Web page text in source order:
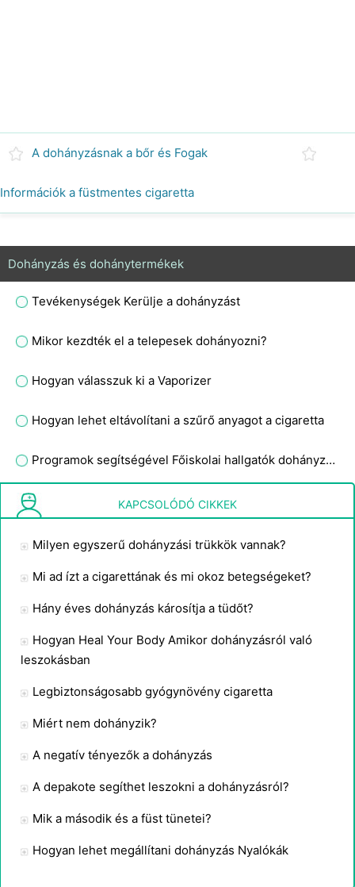
A dohányzásnak a bőr és Fogak
Információk a füstmentes cigaretta
Dohányzás és dohánytermékek
Tevékenységek Kerülje a dohányzást
Mikor kezdték el a telepesek dohányozni?
Hogyan válasszuk ki a Vaporizer
Hogyan lehet eltávolítani a szűrő anyagot a cigaretta
Programok segítségével Főiskolai hallgatók dohányzásról
Hogyan hagyja abba a dohányzást , amikor iszik
KAPCSOLÓDÓ CIKKEK
Milyen egyszerű dohányzási trükkök vannak?
Mi ad ízt a cigarettának és mi okoz betegségeket?
Hány éves dohányzás károsítja a tüdőt?
Hogyan Heal Your Body Amikor dohányzásról való
leszokásban
Legbiztonságosabb gyógynövény cigaretta
Miért nem dohányzik?
A negatív tényezők a dohányzás
A depakote segíthet leszokni a dohányzásról?
Mik a második és a füst tünetei?
Hogyan lehet megállítani dohányzás Nyalókák